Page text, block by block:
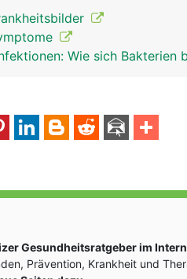
Wie sich Bakterien
Gesundheitsratgeber im
Prävention, Krankheit und